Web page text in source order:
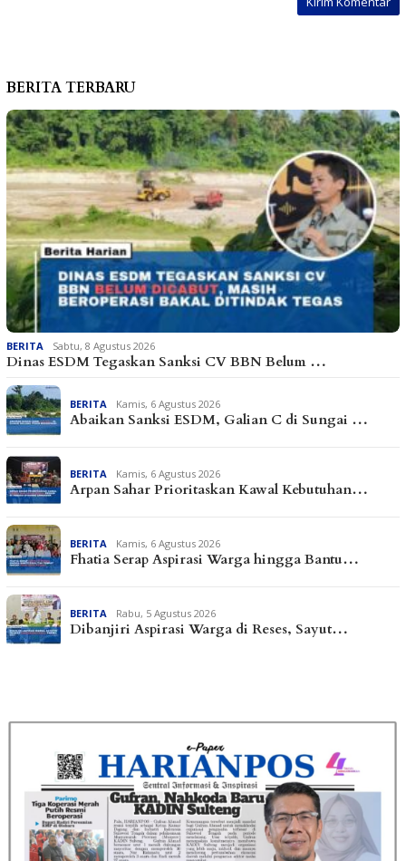
BERITA TERBARU
BERITA Sabtu, 8 Agustus 2026
Dinas ESDM Tegaskan Sanksi CV BBN Belum …
BERITA Kamis, 6 Agustus 2026
Abaikan Sanksi ESDM, Galian C di Sungai …
BERITA Kamis, 6 Agustus 2026
Arpan Sahar Prioritaskan Kawal Kebutuhan…
BERITA Kamis, 6 Agustus 2026
Fhatia Serap Aspirasi Warga hingga Bantu…
BERITA Rabu, 5 Agustus 2026
Dibanjiri Aspirasi Warga di Reses, Sayut…